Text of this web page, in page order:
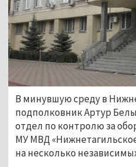
В минувшую среду в
подполковник Артур
отдел по контролю за
МУ МВД
на несколько